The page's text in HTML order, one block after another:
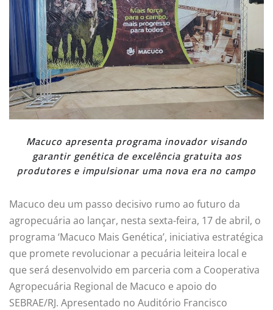
Macuco apresenta programa inovador visando
garantir genética de excelência gratuita aos
produtores e impulsionar uma nova era no campo
Macuco deu um passo decisivo rumo ao futuro da
agropecuária ao lançar, nesta sexta-feira, 17 de abril, o
programa ‘Macuco Mais Genética’, iniciativa estratégica
que promete revolucionar a pecuária leiteira local e
que será desenvolvido em parceria com a Cooperativa
Agropecuária Regional de Macuco e apoio do
SEBRAE/RJ. Apresentado no Auditório Francisco